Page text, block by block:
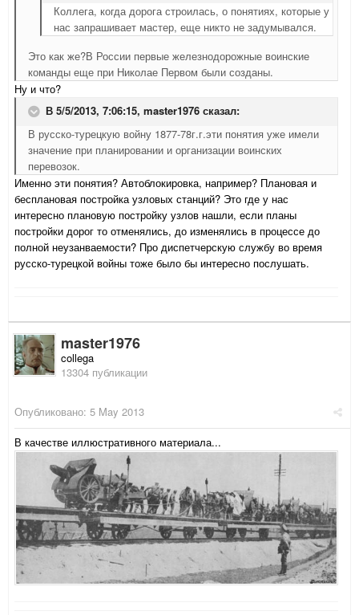
Коллега, когда дорога строилась, о понятиях, которые у
нас запрашивает мастер, еще никто не задумывался.
Это как же?В России первые железнодорожные воинские
команды еще при Николае Первом были созданы.
Ну и что?
В 5/5/2013, 7:06:15, master1976 сказал:
В русско-турецкую войну 1877-78г.г.эти понятия уже имели
значение при планировании и организации воинских
перевозок.
Именно эти понятия? Автоблокировка, например? Плановая и
бесплановая постройка узловых станций? Это где у нас
интересно плановую постройку узлов нашли, если планы
постройки дорог то отменялись, до изменялись в процессе до
полной неузанваемости? Про диспетчерскую службу во время
русско-турецкой войны тоже было бы интересно послушать.
master1976
collega
13304 публикации
Опубликовано: 5 May 2013
В качестве иллюстративного материала...